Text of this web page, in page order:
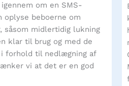
om en SMS-
oplyse beboerne om
såsom midlertidig lukning
klar til brug og med de
forhold til nedlægning af
vi at det er en god